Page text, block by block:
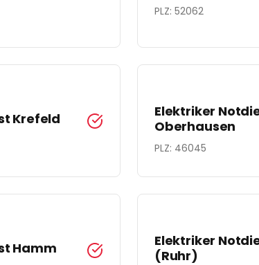
PLZ: 52062
Krefeld
Elektriker
Oberhausen
PLZ: 46045
Hamm Elektriker
(Ruhr)